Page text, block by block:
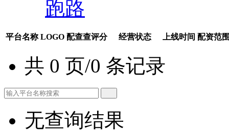
跑路
平台名称 LOGO 配查查评分 经营状态 上线时间 配资范
共 0 页/0 条记录
无查询结果